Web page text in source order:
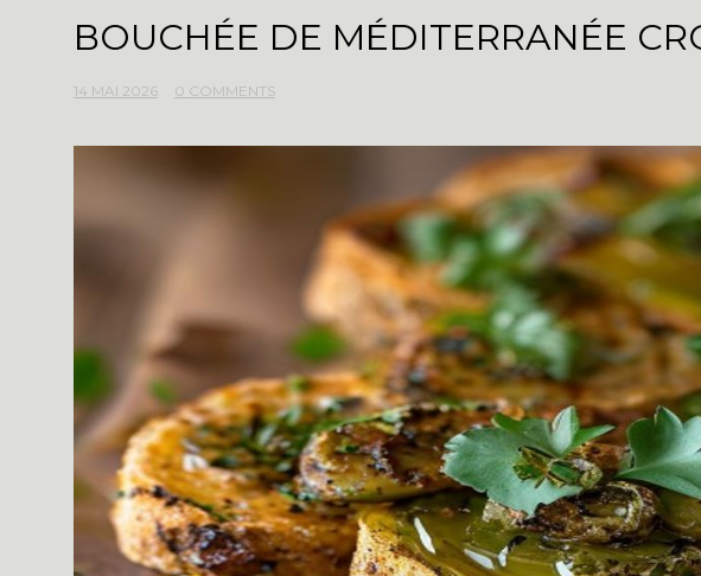
BOUCHÉE DE MÉDITERRANÉE
14 MAI 2026 0 COMMENTS